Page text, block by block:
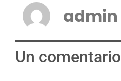
admin
Un comentario